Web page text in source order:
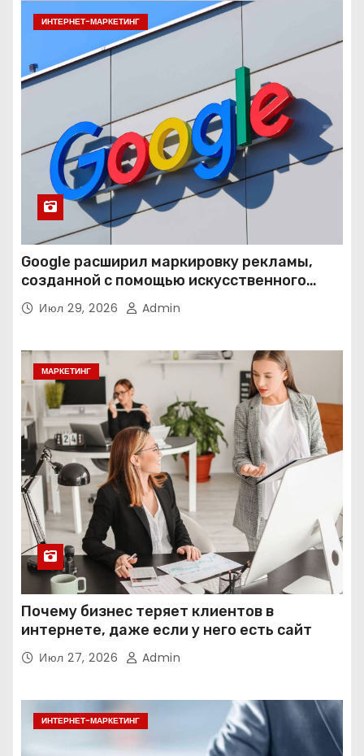
ИНТЕРНЕТ-МАРКЕТИНГ
Google расширил маркировку рекламы,
созданной с помощью искусственного
интеллекта
Июл 29, 2026 Admin
МАРКЕТИНГ
Почему бизнес теряет клиентов в
интернете, даже если у него есть сайт
Июл 27, 2026 Admin
ИНТЕРНЕТ-МАРКЕТИНГ